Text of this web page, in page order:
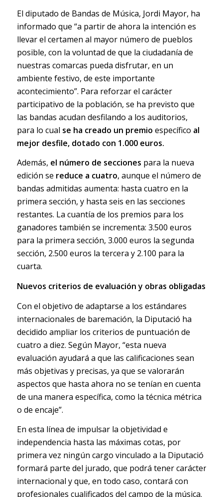
El diputado de Bandas de Música, Jordi Mayor, ha
informado que “a partir de ahora la intención es
llevar el certamen al mayor número de pueblos
posible, con la voluntad de que la ciudadanía de
nuestras comarcas pueda disfrutar, en un
ambiente festivo, de este importante
acontecimiento”. Para reforzar el carácter
participativo de la población, se ha previsto que
las bandas acudan desfilando a los auditorios,
para lo cual se ha creado un premio específico al
mejor desfile, dotado con 1.000 euros.
Además, el número de secciones para la nueva
edición se reduce a cuatro, aunque el número de
bandas admitidas aumenta: hasta cuatro en la
primera sección, y hasta seis en las secciones
restantes. La cuantía de los premios para los
ganadores también se incrementa: 3.500 euros
para la primera sección, 3.000 euros la segunda
sección, 2.500 euros la tercera y 2.100 para la
cuarta.
Nuevos criterios de evaluación y obras obligadas
Con el objetivo de adaptarse a los estándares
internacionales de baremación, la Diputació ha
decidido ampliar los criterios de puntuación de
cuatro a diez. Según Mayor, “esta nueva
evaluación ayudará a que las calificaciones sean
más objetivas y precisas, ya que se valorarán
aspectos que hasta ahora no se tenían en cuenta
de una manera específica, como la técnica métrica
o de encaje”.
En esta línea de impulsar la objetividad e
independencia hasta las máximas cotas, por
primera vez ningún cargo vinculado a la Diputació
formará parte del jurado, que podrá tener carácter
internacional y que, en todo caso, contará con
profesionales cualificados del campo de la música.